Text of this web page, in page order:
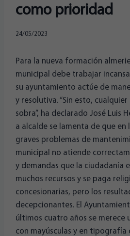
como prioridad
24/05/2023
Para la nueva formación
municipal debe trabajar
su ayuntamiento actúe de
y resolutiva. “Sin esto,
sobra”, ha declarado José Luis
a alcalde se lamenta de que en
graves problemas de
municipal no atiende
y demandas que la ciudadanía
muchos recursos y se paga
concesionarias, pero los
decepcionantes. El
últimos cuatro años se merece
con mayúsculas y en tipografía